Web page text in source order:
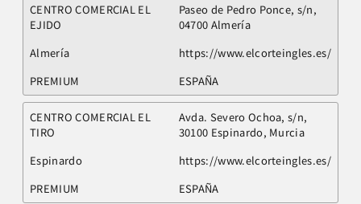
CENTRO COMERCIAL EL
EJIDO
Paseo de Pedro Ponce, s/n,
04700 Almería
Almería
https://www.elcorteingles.es/
PREMIUM
ESPAÑA
CENTRO COMERCIAL EL
TIRO
Avda. Severo Ochoa, s/n,
30100 Espinardo, Murcia
Espinardo
https://www.elcorteingles.es/
PREMIUM
ESPAÑA